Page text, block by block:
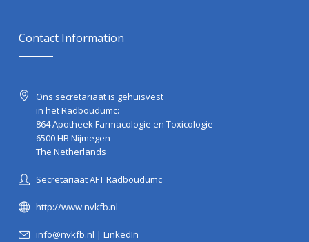
Contact Information
Ons secretariaat is gehuisvest
in het Radboudumc:
864 Apotheek Farmacologie en Toxicologie
6500 HB Nijmegen
The Netherlands
Secretariaat AFT Radboudumc
http://www.nvkfb.nl
info@nvkfb.nl |LinkedIn